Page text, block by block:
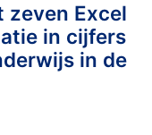
zeven Excel
in cijfers
in de